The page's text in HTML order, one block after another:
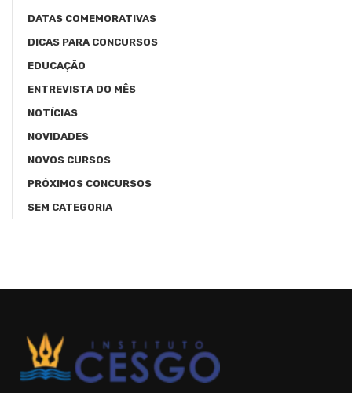
DATAS COMEMORATIVAS
DICAS PARA CONCURSOS
EDUCAÇÃO
ENTREVISTA DO MÊS
NOTÍCIAS
NOVIDADES
NOVOS CURSOS
PRÓXIMOS CONCURSOS
SEM CATEGORIA